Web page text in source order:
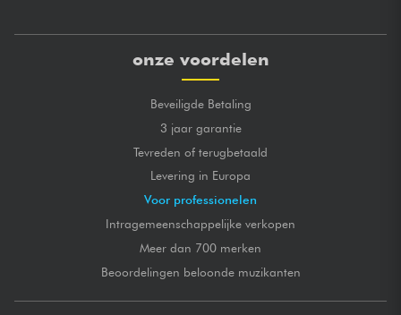
onze voordelen
Beveiligde Betaling
3 jaar garantie
Tevreden of terugbetaald
Levering in Europa
Voor professionelen
Intragemeenschappelijke verkopen
Meer dan 700 merken
Beoordelingen beloonde muzikanten